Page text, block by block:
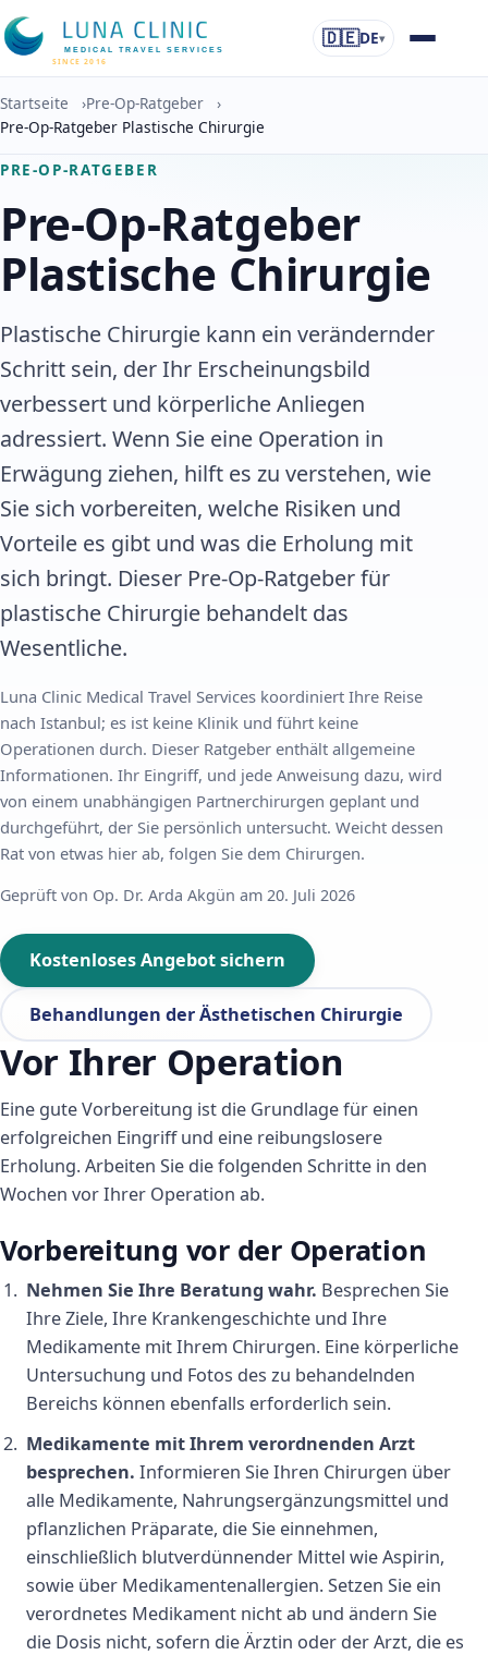
MEDICAL TRAVEL SERVICES
SINCE 2016
🇩🇪DE▾
Startseite ›Pre-Op-Ratgeber
›
Pre-Op-Ratgeber Plastische Chirurgie
PRE-OP-RATGEBER
Pre-Op-Ratgeber
Plastische Chirurgie
Plastische Chirurgie kann ein verändernder
Schritt sein, der Ihr Erscheinungsbild
verbessert und körperliche Anliegen
adressiert. Wenn Sie eine Operation in
Erwägung ziehen, hilft es zu verstehen, wie
Sie sich vorbereiten, welche Risiken und
Vorteile es gibt und was die Erholung mit
sich bringt. Dieser Pre-Op-Ratgeber für
plastische Chirurgie behandelt das
Wesentliche.
Luna Clinic Medical Travel Services koordiniert Ihre Reise
nach Istanbul; es ist keine Klinik und führt keine
Operationen durch. Dieser Ratgeber enthält allgemeine
Informationen. Ihr Eingriff, und jede Anweisung dazu, wird
von einem unabhängigen Partnerchirurgen geplant und
durchgeführt, der Sie persönlich untersucht. Weicht dessen
Rat von etwas hier ab, folgen Sie dem Chirurgen.
Geprüft von Op. Dr. Arda Akgün am 20. Juli 2026
Kostenloses Angebot sichern
Behandlungen der Ästhetischen Chirurgie
Vor Ihrer Operation
Eine gute Vorbereitung ist die Grundlage für einen
erfolgreichen Eingriff und eine reibungslosere
Erholung. Arbeiten Sie die folgenden Schritte in den
Wochen vor Ihrer Operation ab.
Vorbereitung vor der Operation
Nehmen Sie Ihre Beratung wahr. Besprechen Sie
Ihre Ziele, Ihre Krankengeschichte und Ihre
Medikamente mit Ihrem Chirurgen. Eine körperliche
Untersuchung und Fotos des zu behandelnden
Bereichs können ebenfalls erforderlich sein.
Medikamente mit Ihrem verordnenden Arzt
besprechen. Informieren Sie Ihren Chirurgen über
alle Medikamente, Nahrungsergänzungsmittel und
pflanzlichen Präparate, die Sie einnehmen,
einschließlich blutverdünnender Mittel wie Aspirin,
sowie über Medikamentenallergien. Setzen Sie ein
verordnetes Medikament nicht ab und ändern Sie
die Dosis nicht, sofern die Ärztin oder der Arzt, die es